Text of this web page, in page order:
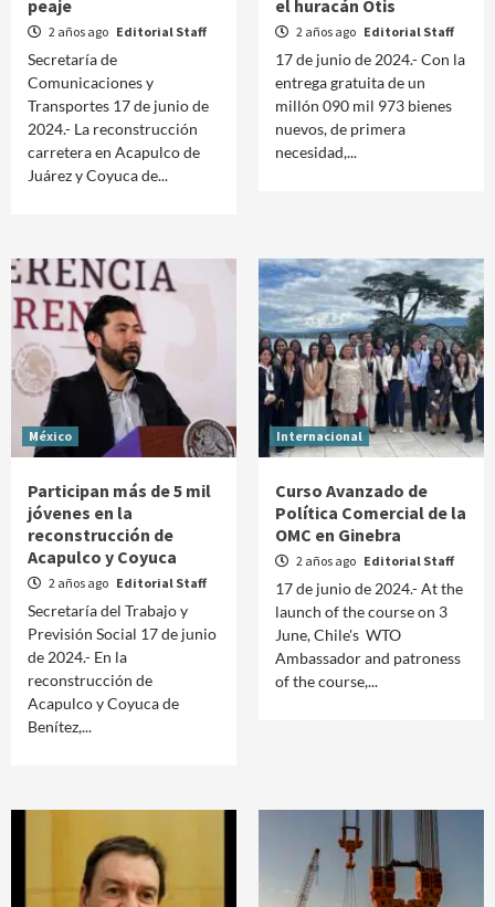
peaje
2 años ago Editorial Staff
Secretaría de
Comunicaciones y
Transportes 17 de junio de
2024.- La reconstrucción
carretera en Acapulco de
Juárez y Coyuca de...
el huracán Otis
2 años ago Editorial Staff
17 de junio de 2024.- Con la
entrega gratuita de un
millón 090 mil 973 bienes
nuevos, de primera
necesidad,...
México
Participan más de 5 mil
jóvenes en la
reconstrucción de
Acapulco y Coyuca
2 años ago Editorial Staff
Secretaría del Trabajo y
Previsión Social 17 de junio
de 2024.- En la
reconstrucción de
Acapulco y Coyuca de
Benítez,...
Internacional
Curso Avanzado de
Política Comercial de la
OMC en Ginebra
2 años ago Editorial Staff
17 de junio de 2024.- At the
launch of the course on 3
June, Chile's WTO
Ambassador and patroness
of the course,...